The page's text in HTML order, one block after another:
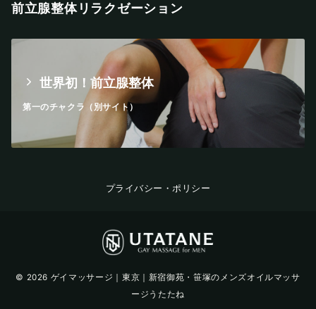
前立腺整体リラクゼーション
世界初！前立腺整体
第一のチャクラ（別サイト）
プライバシー・ポリシー
© 2026 ゲイマッサージ｜東京｜新宿御苑・笹塚のメンズオイルマッサ
ージうたたね